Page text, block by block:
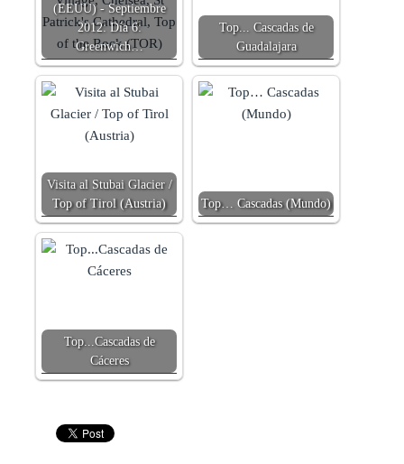
(EEUU) - Septiembre
2012: Día 6:
Greenwich…
Top... Cascadas de
Guadalajara
Visita al Stubai Glacier /
Top of Tirol (Austria)
Top… Cascadas (Mundo)
Top...Cascadas de
Cáceres